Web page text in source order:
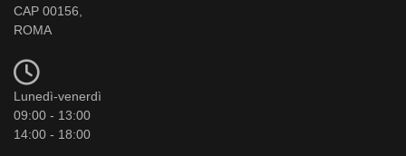
CAP 00156,
ROMA
Lunedì-venerdì
09:00 - 13:00
14:00 - 18:00